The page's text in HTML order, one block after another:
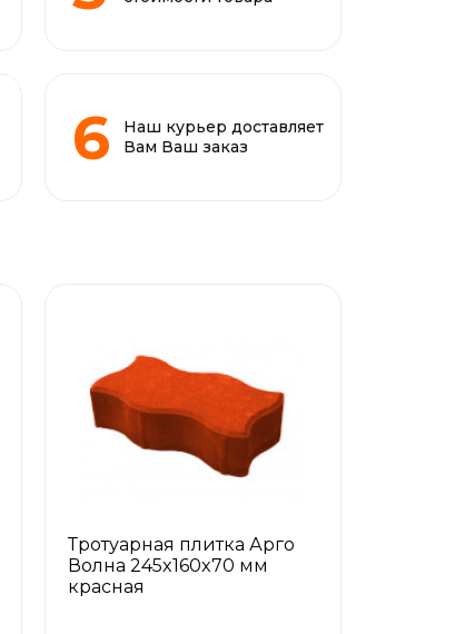
Наш курьер доставляет
Вам Ваш заказ
Тротуарная плитка Арго
Волна 245x160x70 мм
красная